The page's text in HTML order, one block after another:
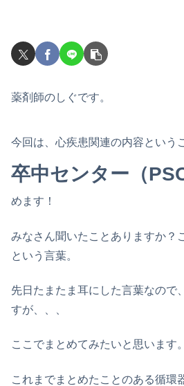
薬剤師のしぐです。
今回は、心疾患関連の内容という
卒中センター（
めます！
みなさん聞いたことありますか？
という言葉。
先日たまたま耳にした言葉なので
すが、、、
ここでまとめてみたいと思います。
これまでまとめたことのある循環